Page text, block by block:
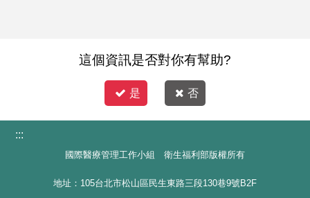
這個資訊是否對你有幫助?
是 否
:::
國際醫療管理工作小組 衛生福利部版權所有
地址：105台北市松山區民生東路三段130巷9號B2F